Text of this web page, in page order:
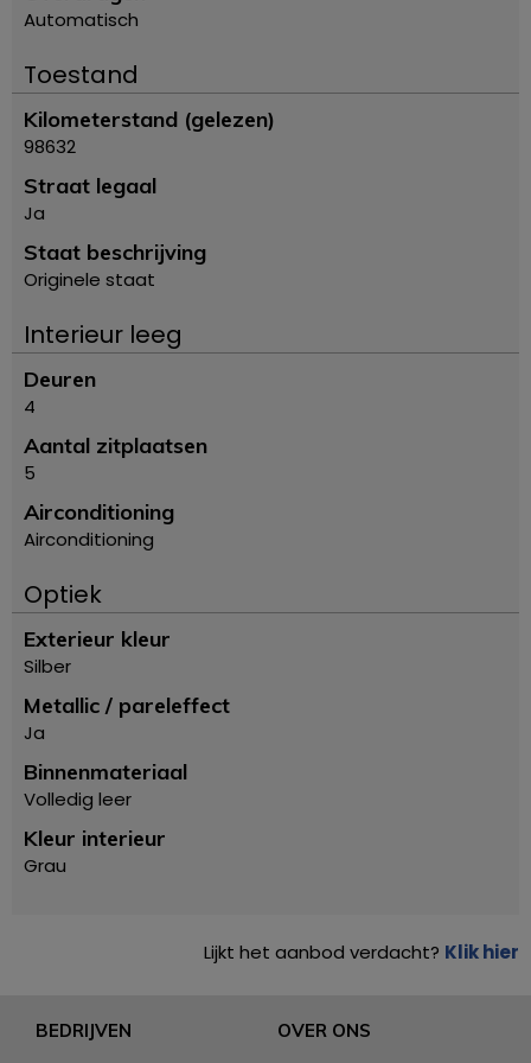
Automatisch
Toestand
Kilometerstand (gelezen)
98632
Straat legaal
Ja
Staat beschrijving
Originele staat
Interieur leeg
Deuren
4
Aantal zitplaatsen
5
Airconditioning
Airconditioning
Optiek
Exterieur kleur
Silber
Metallic / pareleffect
Ja
Binnenmateriaal
Volledig leer
Kleur interieur
Grau
Lijkt het aanbod verdacht? Klik hier
BEDRIJVEN OVER ONS